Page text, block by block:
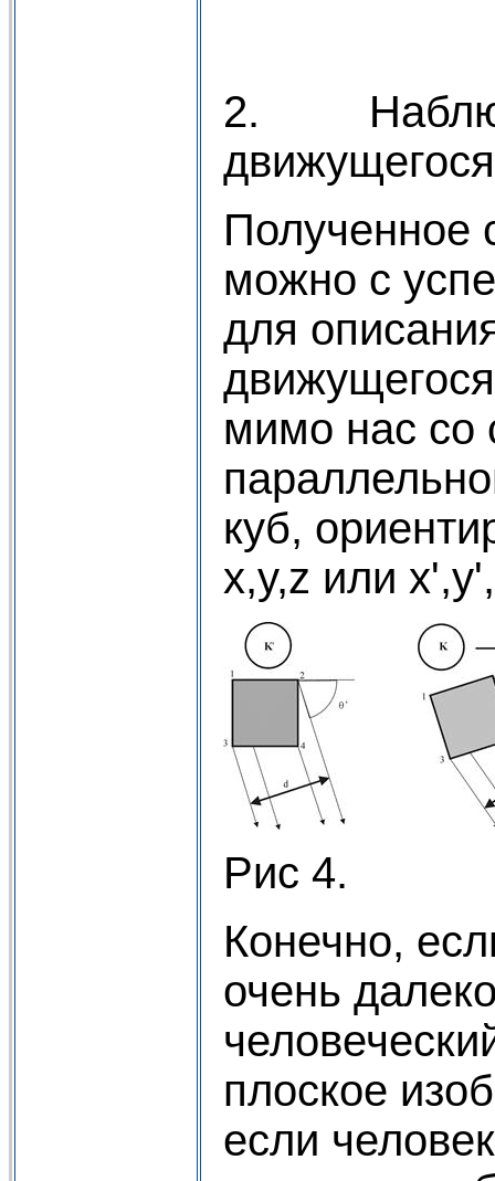
2.
Полученное
можно с
для
мимо нас со
куб,
x,y,z или
Рис 4.
Конечно,
очень
плоское
если